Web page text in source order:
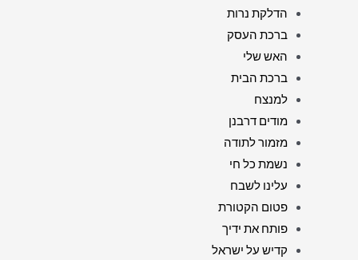
הדלקת נרות
ברכת העסק
האש שלי
ברכת הבית
למנצח
מודים דרבנן
מזמור לתודה
נשמת כל חי
עלינו לשבח
פטום הקטורת
פותח את ידיך
קדיש על ישראל